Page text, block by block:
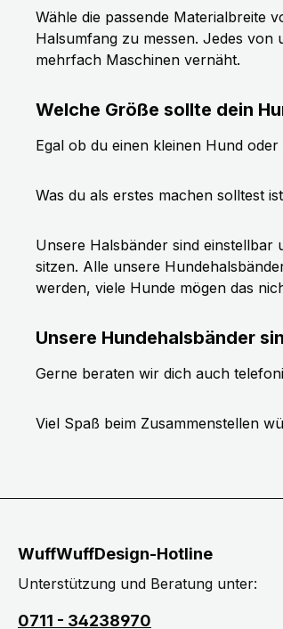
Wähle die passende Materialbreite
Halsumfang zu messen. Jedes
mehrfach Maschinen vernäht.
Welche Größe sollte dein
Egal ob du einen kleinen Hund
Was du als erstes machen solltest
Unsere Halsbänder sind
sitzen. Alle unsere
werden, viele Hunde mögen das
Unsere Hundehalsbänder
Gerne beraten wir dich auch
Viel Spaß beim Zusammenstellen
WuffWuffDesign-Hotline
Unterstützung und Beratung unter:
0711 - 34238970